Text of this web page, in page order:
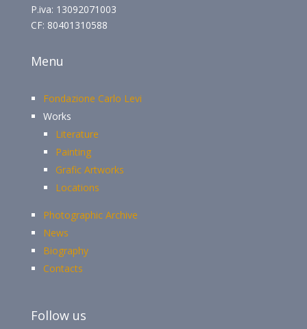
P.iva: 13092071003
CF: 80401310588
Menu
Fondazione Carlo Levi
Works
Literature
Painting
Grafic Artworks
Locations
Photographic Archive
News
Biography
Contacts
Follow us